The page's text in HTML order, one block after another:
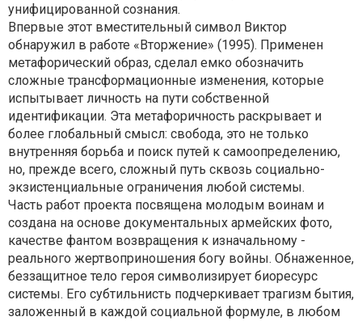
унифицированной сознания.
Впервые этот вместительный символ Виктор
обнаружил в работе «Вторжение» (1995). Применен
метафорический образ, сделал емко обозначить
сложные трансформационные изменения, которые
испытывает личность на пути собственной
идентификации. Эта метафоричность раскрывает и
более глобальный смысл: свобода, это не только
внутренняя борьба и поиск путей к самоопределению,
но, прежде всего, сложный путь сквозь социально-
экзистенциальные ограничения любой системы.
Часть работ проекта посвящена молодым воинам и
создана на основе документальных армейских фото,
качестве фантом возвращения к изначальному -
реального жертвоприношения богу войны. Обнаженное,
беззащитное тело героя символизирует биоресурс
системы. Его субтильнисть подчеркивает трагизм бытия,
заложенный в каждой социальной формуле, в любом